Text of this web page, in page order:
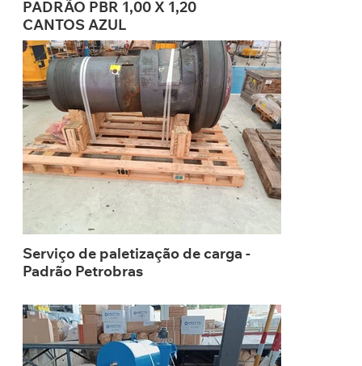
PADRÃO PBR 1,00 X 1,20
CANTOS AZUL
Serviço de paletização de carga -
Padrão Petrobras